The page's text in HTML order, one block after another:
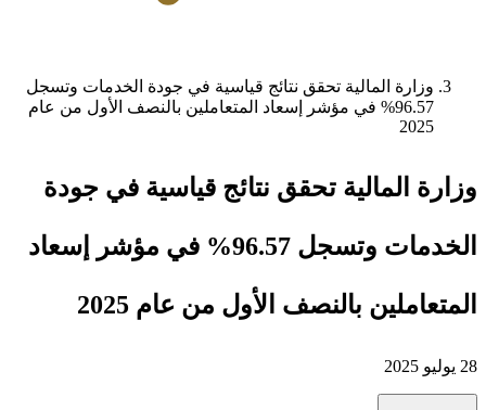
وزارة المالية تحقق نتائج قياسية في جودة الخدمات وتسجل
96.57% في مؤشر إسعاد المتعاملين بالنصف الأول من عام
2025
وزارة المالية تحقق نتائج قياسية في جودة
الخدمات وتسجل 96.57% في مؤشر إسعاد
المتعاملين بالنصف الأول من عام 2025
28 يوليو 2025